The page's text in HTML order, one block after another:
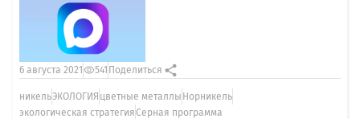
6 августа 2021 541 Поделиться
никельЭКОЛОГИЯ цветные металлы Норникель
экологическая стратегияСерная программа